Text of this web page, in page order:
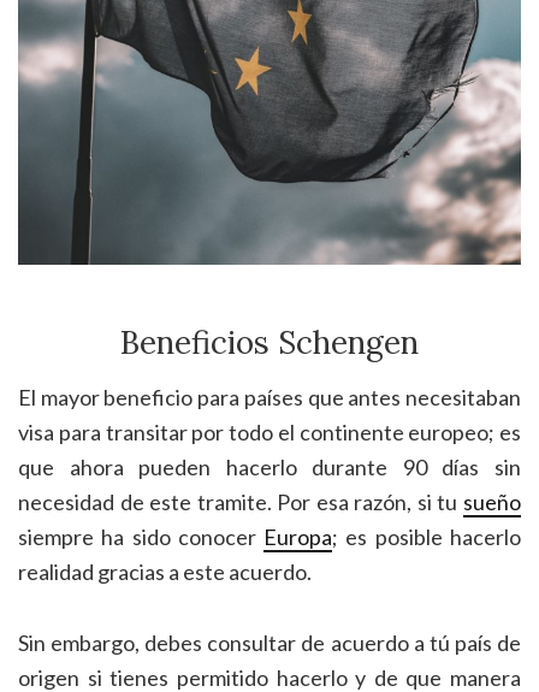
Beneficios Schengen
El mayor beneficio para países que antes necesitaban
visa para transitar por todo el continente europeo; es
que ahora pueden hacerlo durante 90 días sin
necesidad de este tramite. Por esa razón, si tu sueño
siempre ha sido conocer Europa; es posible hacerlo
realidad gracias a este acuerdo.
Sin embargo, debes consultar de acuerdo a tú país de
origen si tienes permitido hacerlo y de que manera